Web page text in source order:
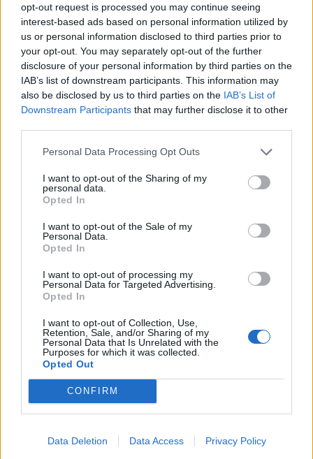
opt-out request is processed you may continue seeing
interest-based ads based on personal information utilized by
us or personal information disclosed to third parties prior to
your opt-out. You may separately opt-out of the further
disclosure of your personal information by third parties on the
IAB’s list of downstream participants. This information may
also be disclosed by us to third parties on the IAB’s List of
Downstream Participants that may further disclose it to other
Personal Data Processing Opt Outs
I want to opt-out of the Sharing of my
personal data.
Opted In
I want to opt-out of the Sale of my
Personal Data.
Opted In
I want to opt-out of processing my
Personal Data for Targeted Advertising.
Opted In
I want to opt-out of Collection, Use,
Retention, Sale, and/or Sharing of my
Personal Data that Is Unrelated with the
Purposes for which it was collected.
Opted Out
CONFIRM
Data Deletion Data Access Privacy Policy